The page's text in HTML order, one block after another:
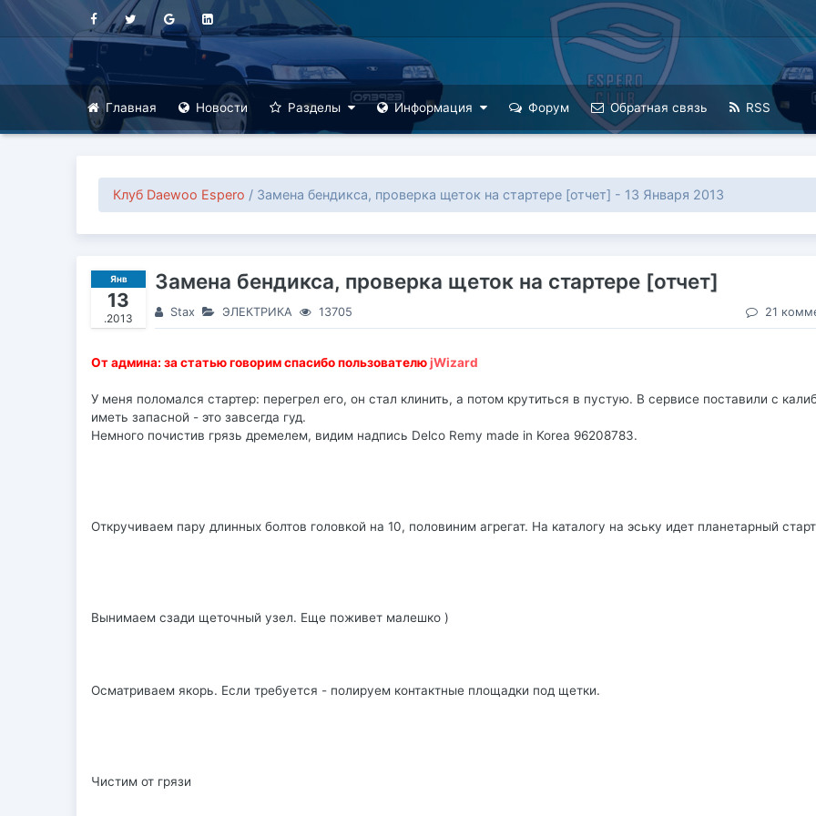
Главная Новости Разделы Информация Форум Обратная связь RSS
Клуб Daewoo Espero / Замена бендикса, проверка щеток на стартере [отчет] - 13 Января 2013
Янв
13
.2013
Замена бендикса, проверка щеток на стартере [отчет]
Stax ЭЛЕКТРИКА 13705 21
От админа: за статью говорим спасибо пользователюjWizard
У меня поломался стартер: перегрел его, он стал клинить, а потом крутиться в пустую. В сервисе поставили с
иметь запасной - это завсегда гуд.
Немного почистив грязь дремелем, видим надпись Delco Remy made in Korea 96208783.
Откручиваем пару длинных болтов головкой на 10, половиним агрегат. На каталогу на эську идет планетарный
Вынимаем сзади щеточный узел. Еще поживет малешко )
Осматриваем якорь. Если требуется - полируем контактные площадки под щетки.
Чистим от грязи